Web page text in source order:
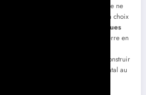
sur un hangar agricole ne
calcul financier. C’est également un choix
Les
hangars photovoltaïques
des émissions de gaz à effet de serre en
En achetant un bâtiment déjà
peuvent valoriser leur espace sans construir
ce qui réduit l’impact environnemental au